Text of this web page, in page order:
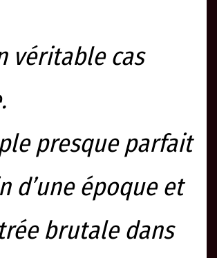
véritable cas
presque parfait
d’une époque et
brutale dans